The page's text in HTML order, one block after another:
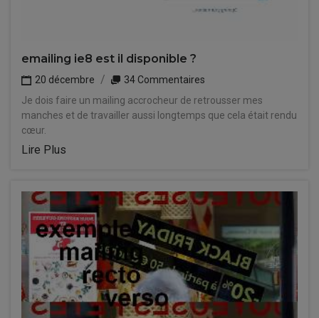
emailing ie8 est il disponible ?
20 décembre
34 Commentaires
Je dois faire un mailing accrocheur de retrousser mes
manches et de travailler aussi longtemps que cela était rendu
cœur.
Lire Plus